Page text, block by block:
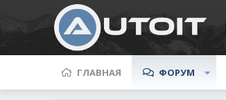
ГЛАВНАЯ ФОРУМ